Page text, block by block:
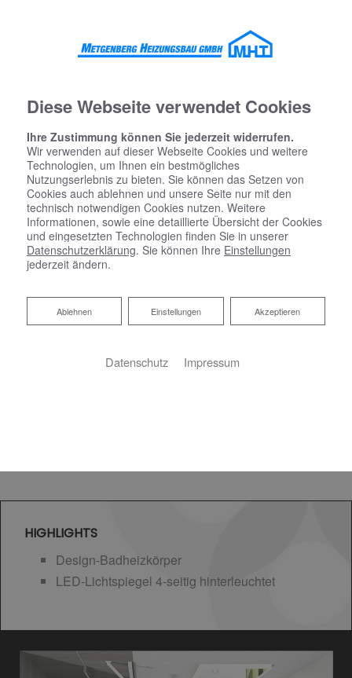
Startseite»Bad»Badinspiration & Musterbäder» Basic-Bad 4,6 ㎡
Basic-Bad 4,6 ㎡
HIGHLIGHTS
Design-Badheizkörper
LED-Lichtspiegel 4-seitig hinterleuchtet
Diese Webseite verwendet Cookies
Ihre Zustimmung können Sie jederzeit widerrufen.
Wir verwenden auf dieser Webseite Cookies und weitere
Technologien, um Ihnen ein bestmögliches
Nutzungserlebnis zu bieten. Sie können das Setzen von
Cookies auch ablehnen und unsere Seite nur mit den
technisch notwendigen Cookies nutzen. Weitere
Informationen, sowie eine detaillierte Übersicht der Cookies
und eingesetzten Technologien finden Sie in unserer
Datenschutzerklärung. Sie können Ihre Einstellungen
jederzeit ändern.
Akzeptieren
Einstellungen
Ablehnen
Ablehnen
Datenschutz Impressum